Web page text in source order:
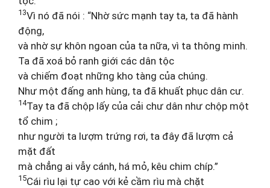
13Vì nó đã nói : “Nhờ sức mạnh tay ta, ta đã hành
động,
và nhờ sự khôn ngoan của ta nữa, vì ta thông minh.
Ta đã xoá bỏ ranh giới các dân tộc
và chiếm đoạt những kho tàng của chúng.
Như một đấng anh hùng, ta đã khuất phục dân cư.
14Tay ta đã chộp lấy của cải chư dân như chộp một
tổ chim ;
như người ta lượm trứng rơi, ta đây đã lượm cả
mặt đất
mà chẳng ai vẫy cánh, há mỏ, kêu chim chíp.”
15Cái rìu lại tự cao với kẻ cầm rìu mà chặt